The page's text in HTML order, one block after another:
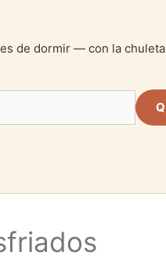
de dormir — con la